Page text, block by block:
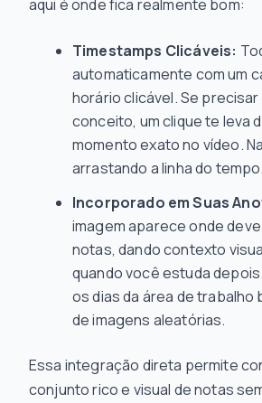
aqui é onde fica realmente bom:
Timestamps Clicáveis:
automaticamente com um
horário clicável. Se
conceito, um clique te leva
momento exato no vídeo.
arrastando a linha do tempo.
Incorporado em Suas
imagem aparece onde
notas, dando contexto
quando você estuda
os dias da área de trabalho
de imagens aleatórias.
Essa integração direta permite
conjunto rico e visual de notas